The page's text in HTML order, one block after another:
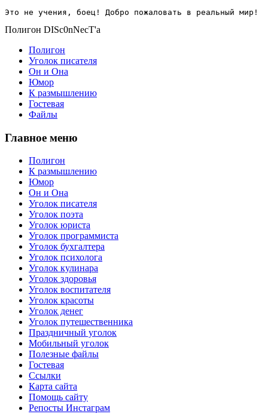
Это не учения, боец! Добро пожаловать в реальный мир!
Полигон DISc0nNecT'a
Полигон
Уголок писателя
Он и Она
Юмор
К размышлению
Гостевая
Файлы
Главное меню
Полигон
К размышлению
Юмор
Он и Она
Уголок писателя
Уголок поэта
Уголок юриста
Уголок программиста
Уголок бухгалтера
Уголок психолога
Уголок кулинара
Уголок здоровья
Уголок воспитателя
Уголок красоты
Уголок денег
Уголок путешественника
Праздничный уголок
Мобильный уголок
Полезные файлы
Гостевая
Ссылки
Карта сайта
Помощь сайту
Репосты Инстаграм